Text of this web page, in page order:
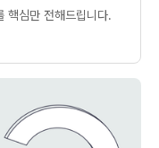
핵심만 전해드립니다.